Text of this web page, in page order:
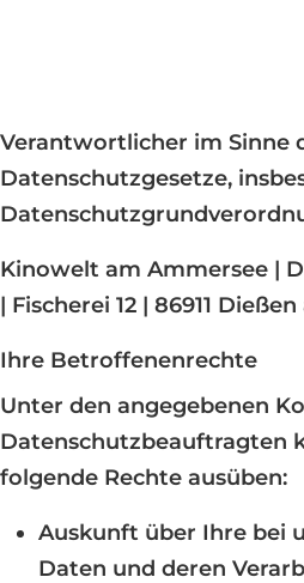
Verantwortlicher im Sinne
Datenschutzgesetze,
Kinowelt am Ammersee |
| Fischerei 12 | 86911
Ihre Betroffenenrechte
Unter den angegebenen
Datenschutzbeauftragten
folgende Rechte ausüben:
Auskunft über Ihre bei
Daten und deren